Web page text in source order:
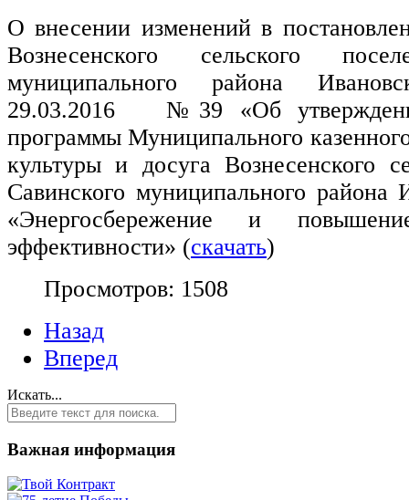
О внесении изменений в
Вознесенского сельского
муниципального района
29.03.2016 №39 «Об
программы Муниципального
культуры и досуга Вознесенского
Савинского муниципального района
«Энергосбережение и
эффективности» (скачать)
Просмотров: 1508
Назад
Вперед
Искать...
Важная информация